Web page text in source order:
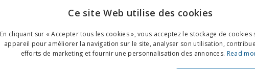
Ce site Web utilise des cookies
En cliquant sur « Accepter tous les cookies », vous acceptez le stockage de cookies
appareil pour améliorer la navigation sur le site, analyser son utilisation,
efforts de marketing et fournir une personnalisation des annonces. Read